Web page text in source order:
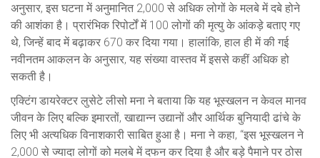
अनुसार, इस घटना में अनुमानित 2,000 से अधिक लोगों के मलबे में दबे होने
की आशंका है। प्रारंभिक रिपोर्टों में 100 लोगों की मृत्यु के आंकड़े बताए गए
थे, जिन्हें बाद में बढ़ाकर 670 कर दिया गया। हालांकि, हाल ही में की गई
नवीनतम आकलन के अनुसार, यह संख्या वास्तव में इससे कहीं अधिक हो
सकती है।
एक्टिंग डायरेक्टर लुसेटे लीसो मना ने बताया कि यह भूस्खलन न केवल मानव
जीवन के लिए बल्कि इमारतों, खाद्यान्न उद्यानों और आर्थिक बुनियादी ढांचे के
लिए भी अत्यधिक विनाशकारी साबित हुआ है। मना ने कहा, “इस भूस्खलन ने
2,000 से ज्यादा लोगों को मलबे में दफन कर दिया है और बड़े पैमाने पर ठोस